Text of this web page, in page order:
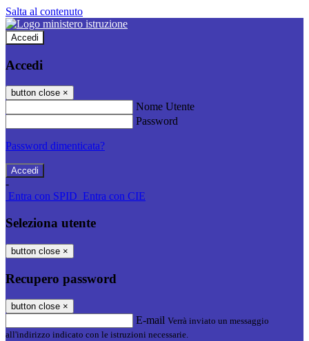
Salta al contenuto
Accedi
Accedi
button close ×
Nome Utente
Password
Password dimenticata?
-
Entra con SPID Entra con CIE
Seleziona utente
button close ×
Recupero password
button close ×
E-mail Verrà inviato un messaggio
all'indirizzo indicato con le istruzioni necessarie.